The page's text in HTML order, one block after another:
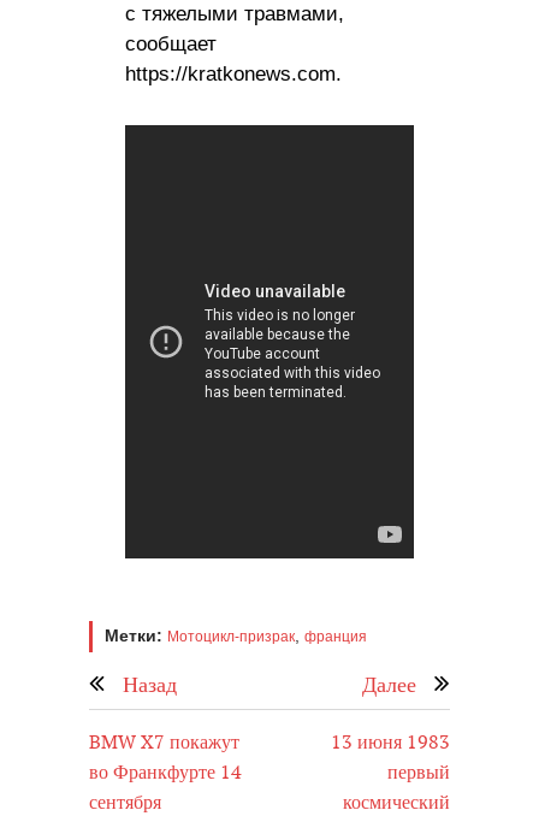
с тяжелыми травмами,
сообщает
https://kratkonews.com.
Метки: Мотоцикл-призрак франция
Назад Далее
BMW X7 покажут
во Франкфурте 14
сентября
13 июня 1983
первый
космический